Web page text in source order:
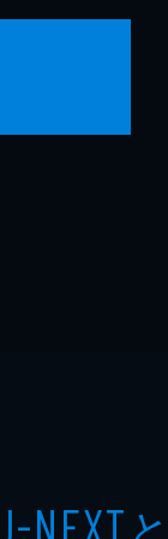
NEXT